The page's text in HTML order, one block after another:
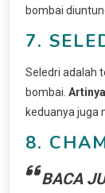
bombai
7.
Seledri adalah
bombai. Artinya
keduanya juga
8.
BACA